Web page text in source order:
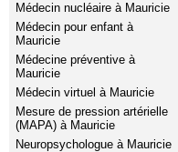
Médecin nucléaire à Mauricie
Médecin pour enfant à
Mauricie
Médecine préventive à
Mauricie
Médecin virtuel à Mauricie
Mesure de pression artérielle
(MAPA) à Mauricie
Neuropsychologue à Mauricie